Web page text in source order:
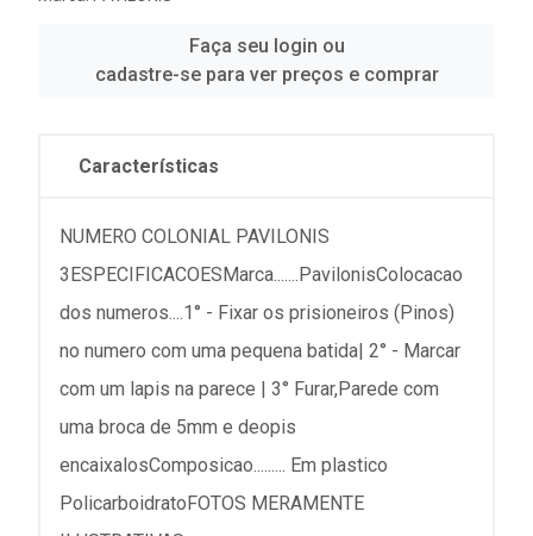
Faça seu login ou
cadastre-se para ver preços e comprar
Características
NUMERO COLONIAL PAVILONIS
3ESPECIFICACOESMarca.......PavilonisColocacao
dos numeros....1° - Fixar os prisioneiros (Pinos)
no numero com uma pequena batida| 2° - Marcar
com um lapis na parece | 3° Furar,Parede com
uma broca de 5mm e deopis
encaixalosComposicao......... Em plastico
PolicarboidratoFOTOS MERAMENTE